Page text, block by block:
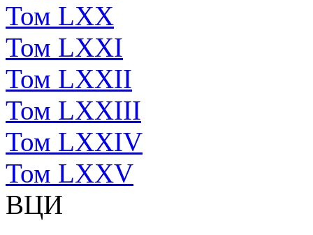
Том LXX
Том LXXI
Том LXXII
Том LXXIII
Том LXXIV
Том LXXV
ВЦИ